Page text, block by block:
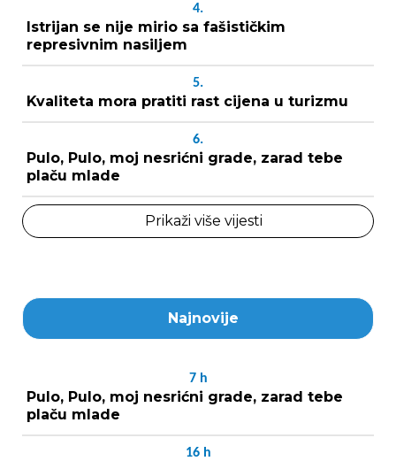
4.
Istrijan se nije mirio sa fašističkim
represivnim nasiljem
5.
Kvaliteta mora pratiti rast cijena u turizmu
6.
Pulo, Pulo, moj nesrićni grade, zarad tebe
plaču mlade
Prikaži više vijesti
Najnovije
7 h
Pulo, Pulo, moj nesrićni grade, zarad tebe
plaču mlade
16 h